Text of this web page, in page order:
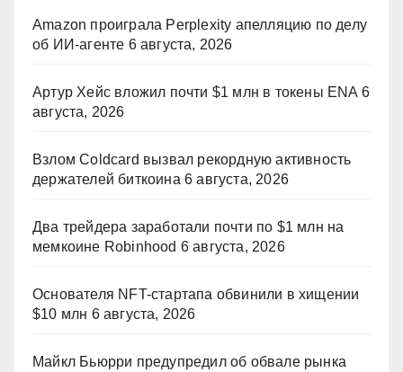
Amazon проиграла Perplexity апелляцию по делу
об ИИ-агенте 6 августа, 2026
Артур Хейс вложил почти $1 млн в токены ENA 6
августа, 2026
Взлом Coldcard вызвал рекордную активность
держателей биткоина 6 августа, 2026
Два трейдера заработали почти по $1 млн на
мемкоине Robinhood 6 августа, 2026
Основателя NFT-стартапа обвинили в хищении
$10 млн 6 августа, 2026
Майкл Бьюрри предупредил об обвале рынка